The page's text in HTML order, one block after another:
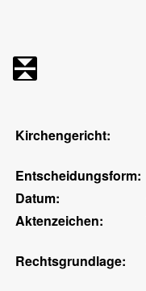
Kirchengericht:
Entscheidungsform:
Datum:
Aktenzeichen:
Rechtsgrundlage: